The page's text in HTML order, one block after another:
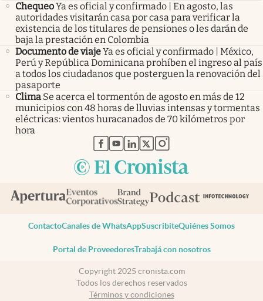
ChequeoYa es oficial y confirmado | En agosto, las
autoridades visitarán casa por casa para verificar la
existencia de los titulares de pensiones o les darán de
baja la prestación en Colombia
Documento de viajeYa es oficial y confirmado | México,
Perú y República Dominicana prohíben el ingreso al país
a todos los ciudadanos que posterguen la renovación del
pasaporte
Clima Se acerca el tormentón de agosto en más de 12
municipios con 48 horas de lluvias intensas y tormentas
eléctricas: vientos huracanados de 70 kilómetros por
hora
abre en nueva pestaña
abre en nueva pestaña
abre en nueva pestaña
abre en nueva pestaña
abre en nueva pestaña
ContactoCanales de WhatsAppSuscribiteQuiénes Somos
Portal de ProveedoresTrabajá con nosotros
Copyright 2025 cronista.com
Todos los derechos reservados
Términos y condiciones